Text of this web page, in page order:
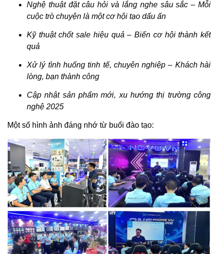
Nghệ thuật đặt câu hỏi và lắng nghe sâu sắc – Mỗi
cuộc trò chuyện là một cơ hội tạo dấu ấn
Kỹ thuật chốt sale hiệu quả – Biến cơ hội thành kết
quả
Xử lý tình huống tinh tế, chuyên nghiệp – Khách hài
lòng, bạn thành công
Cập nhật sản phẩm mới, xu hướng thị trường công
nghệ 2025
Một số hình ảnh đáng nhớ từ buổi đào tạo: